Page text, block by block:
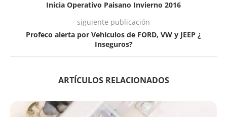
Inicia Operativo Paisano Invierno 2016
siguiente publicación
Profeco alerta por Vehículos de FORD, VW y JEEP ¿
Inseguros?
ARTÍCULOS RELACIONADOS